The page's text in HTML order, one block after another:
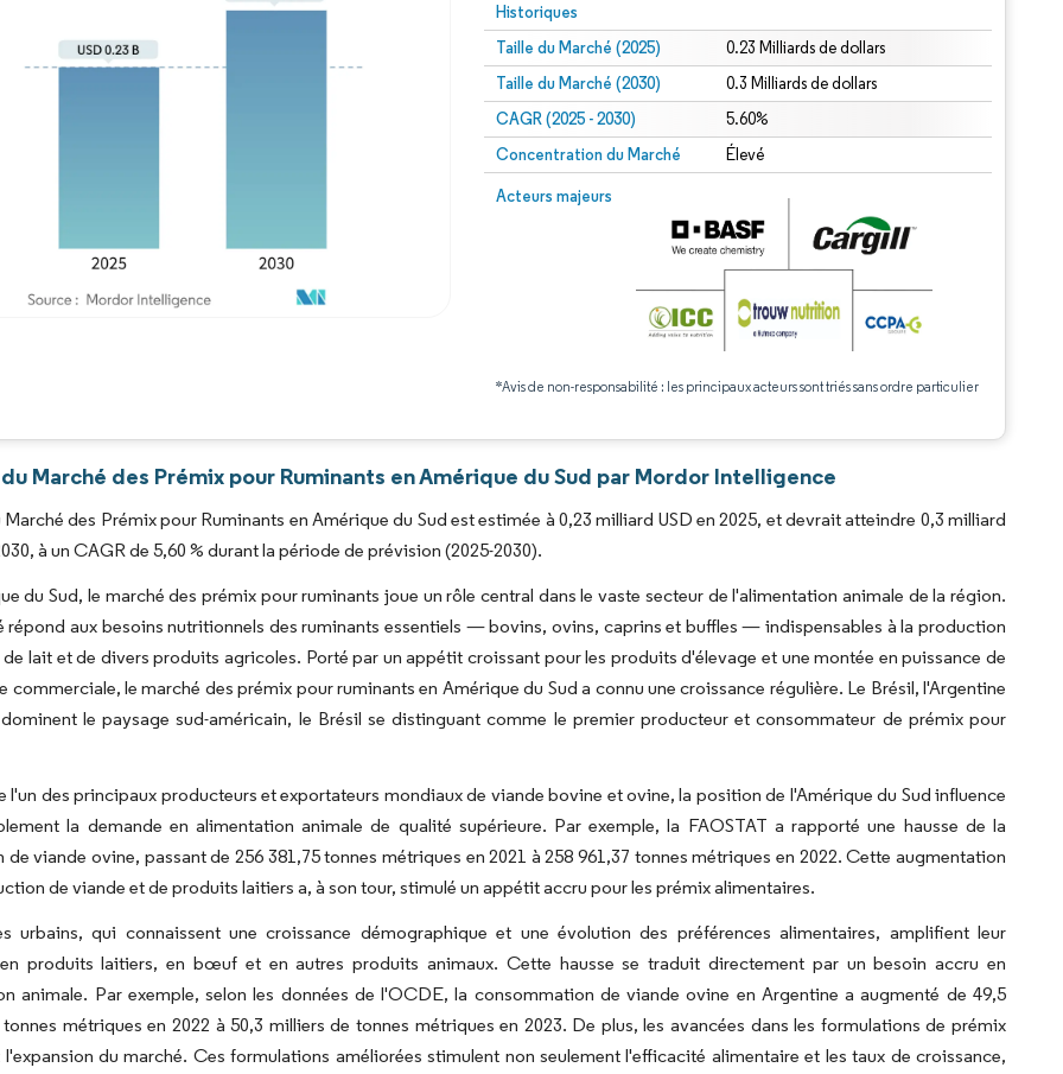
Historiques
Taille du Marché (2025) 0.23 Milliards de dollars
Taille du Marché (2030) 0.3 Milliards de dollars
CAGR (2025 - 2030) 5.60%
Concentration du Marché Élevé
Acteurs majeurs
*Avis de non-responsabilité : les principaux acteurs sont triés sans ordre particulier
Marché des Prémix pour Ruminants en Amérique du Sud par Mordor Intelligence
Marché des Prémix pour Ruminants en Amérique du Sud est estimée à 0,23 milliard USD en 2025, et devrait atteindre 0,3 milliard
à un CAGR de 5,60 % durant la période de prévision (2025-2030).
du Sud, le marché des prémix pour ruminants joue un rôle central dans le vaste secteur de l'alimentation animale de la région.
répond aux besoins nutritionnels des ruminants essentiels — bovins, ovins, caprins et buffles — indispensables à la production
lait et de divers produits agricoles. Porté par un appétit croissant pour les produits d'élevage et une montée en puissance de
commerciale, le marché des prémix pour ruminants en Amérique du Sud a connu une croissance régulière. Le Brésil, l'Argentine
le paysage sud-américain, le Brésil se distinguant comme le premier producteur et consommateur de prémix pour
l'un des principaux producteurs et exportateurs mondiaux de viande bovine et ovine, la position de l'Amérique du Sud influence
la demande en alimentation animale de qualité supérieure. Par exemple, la FAOSTAT a rapporté une hausse de la
viande ovine, passant de 256 381,75 tonnes métriques en 2021 à 258 961,37 tonnes métriques en 2022. Cette augmentation
de viande et de produits laitiers a, à son tour, stimulé un appétit accru pour les prémix alimentaires.
urbains, qui connaissent une croissance démographique et une évolution des préférences alimentaires, amplifient leur
produits laitiers, en bœuf et en autres produits animaux. Cette hausse se traduit directement par un besoin accru en
animale. Par exemple, selon les données de l'OCDE, la consommation de viande ovine en Argentine a augmenté de 49,5
métriques en 2022 à 50,3 milliers de tonnes métriques en 2023. De plus, les avancées dans les formulations de prémix
du marché. Ces formulations améliorées stimulent non seulement l'efficacité alimentaire et les taux de croissance,